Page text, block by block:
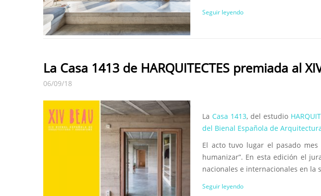
Seguir leyendo
La Casa 1413 de HARQUITECTES premiada al
06/09/18
LaCasa 1413, del estudio
del Bienal Española de
El acto tuvo lugar el pasado
humanizar”. En esta edición el
nacionales e internacionales en la
Seguir leyendo